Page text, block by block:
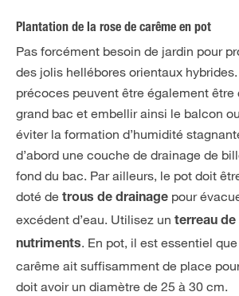
Plantation de la rose de carême en pot
Pas forcément besoin de jardin pour
des jolis hellébores orientaux
précoces peuvent être également être
grand bac et embellir ainsi le balcon
éviter la formation d’humidité
d’abord une couche de drainage de
fond du bac. Par ailleurs, le pot doit
doté de trous de drainage pour
excédent d’eau. Utilisez un terreau de
nutriments. En pot, il est essentiel
carême ait suffisamment de place
doit avoir un diamètre de 25 à 30 cm.